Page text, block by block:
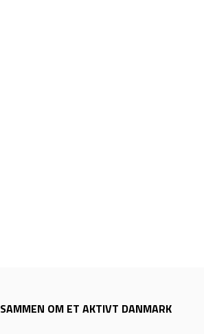
SAMMEN OM ET AKTIVT DANMARK